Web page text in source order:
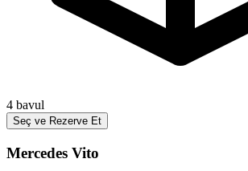
4 bavul
Seç ve Rezerve Et
Mercedes Vito